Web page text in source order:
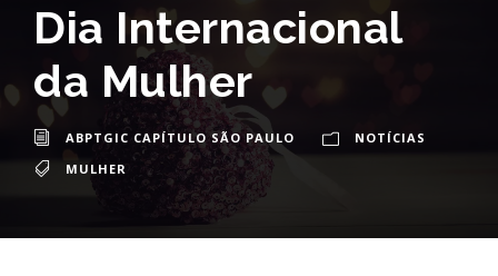
Dia Internacional
da Mulher
ABPTGIC CAPÍTULO SÃO PAULO
NOTÍCIAS
MULHER